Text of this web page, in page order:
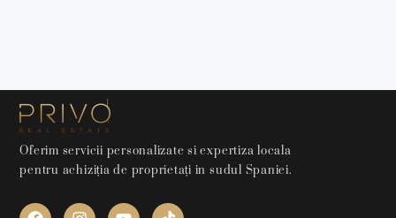
Oferim servicii personalizate si expertiza locala
pentru achiziția de proprietați in sudul Spaniei.